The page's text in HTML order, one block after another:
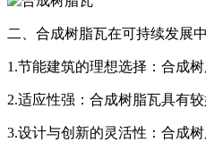
二、合成树脂瓦在可持续发展
1.节能建筑的理想选择：合成
2.适应性强：合成树脂瓦具有
3.设计与创新的灵活性：合成